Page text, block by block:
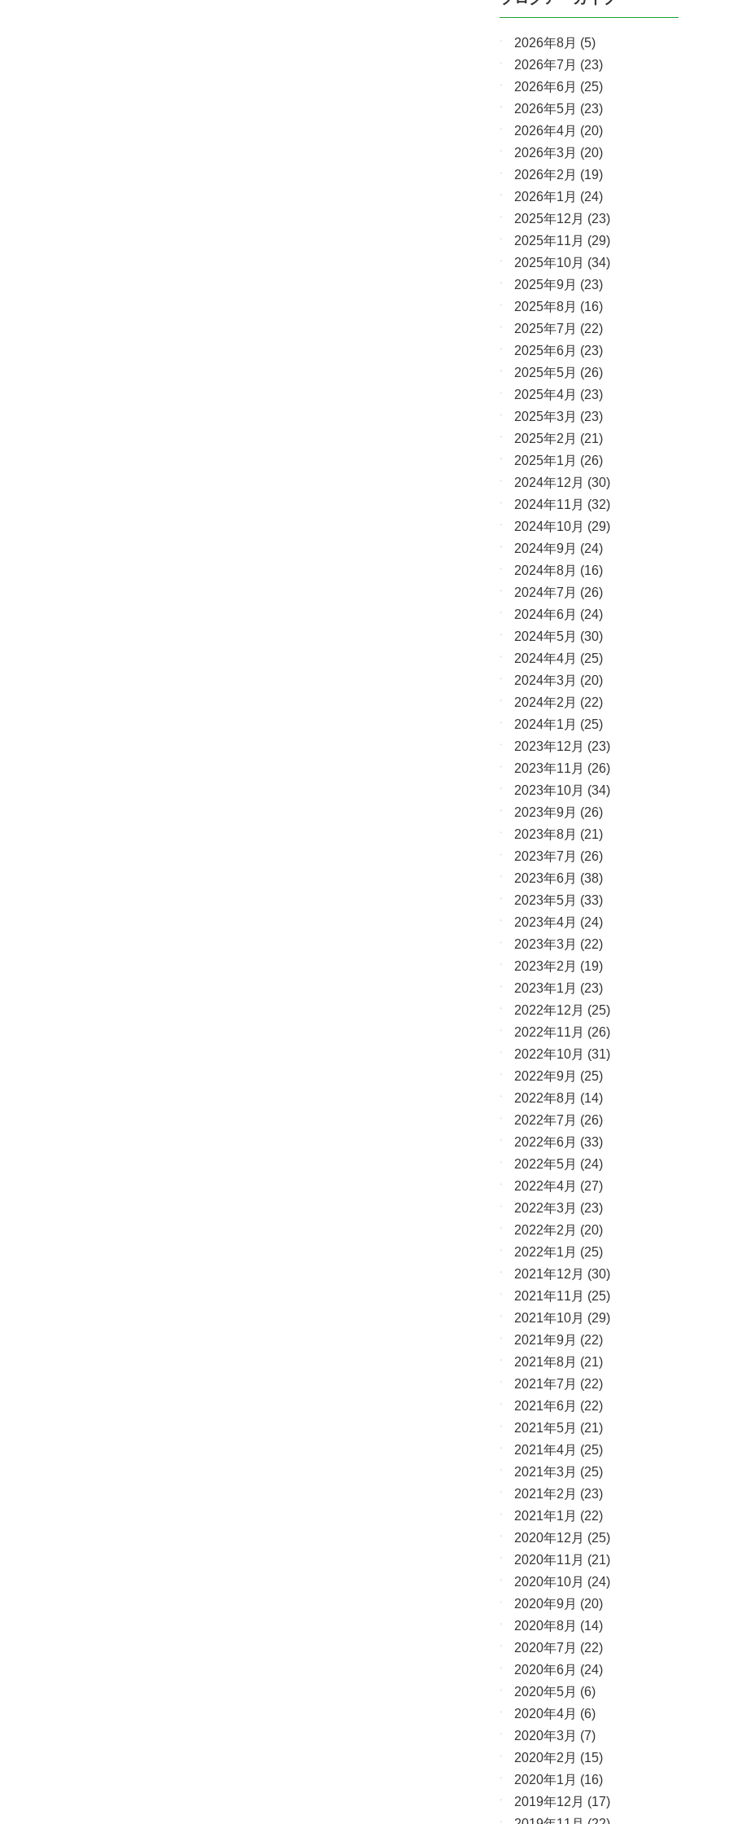
2026年8月 (5)
2026年7月 (23)
2026年6月 (25)
2026年5月 (23)
2026年4月 (20)
2026年3月 (20)
2026年2月 (19)
2026年1月 (24)
2025年12月 (23)
2025年11月 (29)
2025年10月 (34)
2025年9月 (23)
2025年8月 (16)
2025年7月 (22)
2025年6月 (23)
2025年5月 (26)
2025年4月 (23)
2025年3月 (23)
2025年2月 (21)
2025年1月 (26)
2024年12月 (30)
2024年11月 (32)
2024年10月 (29)
2024年9月 (24)
2024年8月 (16)
2024年7月 (26)
2024年6月 (24)
2024年5月 (30)
2024年4月 (25)
2024年3月 (20)
2024年2月 (22)
2024年1月 (25)
2023年12月 (23)
2023年11月 (26)
2023年10月 (34)
2023年9月 (26)
2023年8月 (21)
2023年7月 (26)
2023年6月 (38)
2023年5月 (33)
2023年4月 (24)
2023年3月 (22)
2023年2月 (19)
2023年1月 (23)
2022年12月 (25)
2022年11月 (26)
2022年10月 (31)
2022年9月 (25)
2022年8月 (14)
2022年7月 (26)
2022年6月 (33)
2022年5月 (24)
2022年4月 (27)
2022年3月 (23)
2022年2月 (20)
2022年1月 (25)
2021年12月 (30)
2021年11月 (25)
2021年10月 (29)
2021年9月 (22)
2021年8月 (21)
2021年7月 (22)
2021年6月 (22)
2021年5月 (21)
2021年4月 (25)
2021年3月 (25)
2021年2月 (23)
2021年1月 (22)
2020年12月 (25)
2020年11月 (21)
2020年10月 (24)
2020年9月 (20)
2020年8月 (14)
2020年7月 (22)
2020年6月 (24)
2020年5月 (6)
2020年4月 (6)
2020年3月 (7)
2020年2月 (15)
2020年1月 (16)
2019年12月 (17)